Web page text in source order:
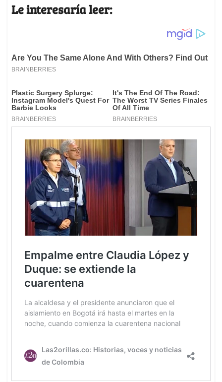
Le interesaría leer: